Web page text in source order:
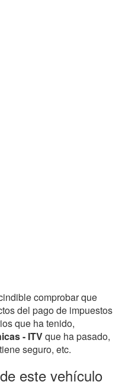
comprobar que
del pago de impuestos
que ha tenido,
- ITVque ha pasado,
seguro, etc.
este vehículo